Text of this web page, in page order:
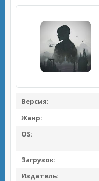
Версия:
Жанр:
OS:
Загрузок:
Издатель: